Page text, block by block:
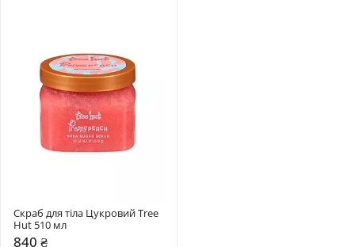
Скраб для тіла Цукровий Tree
Hut 510 мл
840 ₴